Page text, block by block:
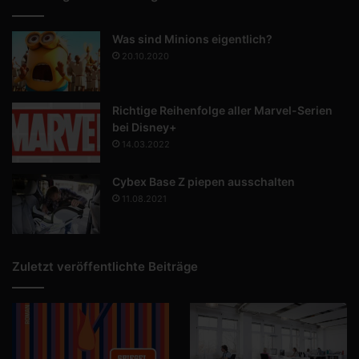
Was sind Minions eigentlich?
20.10.2020
Richtige Reihenfolge aller Marvel-Serien
bei Disney+
14.03.2022
Cybex Base Z piepen ausschalten
11.08.2021
Zuletzt veröffentlichte Beiträge